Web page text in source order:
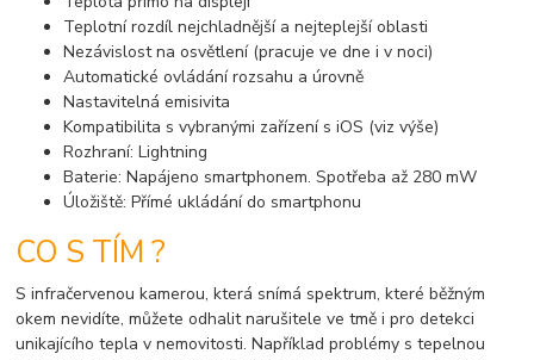
Teplotní rozdíl nejchladnější a nejteplejší oblasti
Nezávislost na osvětlení (pracuje ve dne i v noci)
Automatické ovládání rozsahu a úrovně
Nastavitelná emisivita
Kompatibilita s vybranými zařízení s iOS (viz výše)
Rozhraní: Lightning
Baterie: Napájeno smartphonem. Spotřeba až 280 mW
Úložiště: Přímé ukládání do smartphonu
CO S TÍM ?
S infračervenou kamerou, která snímá spektrum, které běžným
okem nevidíte, můžete odhalit narušitele ve tmě i pro detekci
unikajícího tepla v nemovitosti. Například problémy s tepelnou